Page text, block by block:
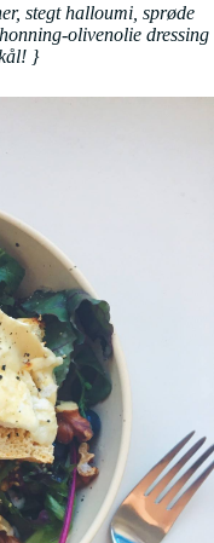
stegt halloumi, sprøde
olivenolie dressing
}